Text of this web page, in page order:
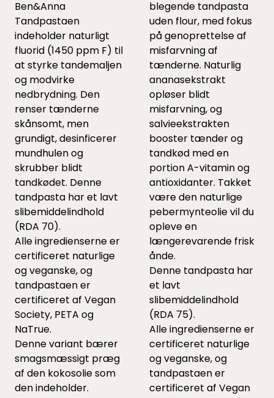
Ben&Anna
Tandpastaen
indeholder naturligt
fluorid (1450 ppm F) til
at styrke tandemaljen
og modvirke
nedbrydning. Den
renser tænderne
skånsomt, men
grundigt, desinficerer
mundhulen og
skrubber blidt
tandkødet. Denne
tandpasta har et lavt
slibemiddelindhold
(RDA 70).
Alle ingredienserne er
certificeret naturlige
og veganske, og
tandpastaen er
certificeret af Vegan
Society, PETA og
NaTrue.
Denne variant bærer
smagsmæssigt præg
af den kokosolie som
den indeholder.
blegende tandpasta
uden flour, med fokus
på genoprettelse af
misfarvning af
tænderne. Naturlig
ananasekstrakt
opløser blidt
misfarvning, og
salvieekstrakten
booster tænder og
tandkød med en
portion A-vitamin og
antioxidanter. Takket
være den naturlige
pebermynteolie vil du
opleve en
længerevarende frisk
ånde.
Denne tandpasta har
et lavt
slibemiddelindhold
(RDA 75).
Alle ingredienserne er
certificeret naturlige
og veganske, og
tandpastaen er
certificeret af Vegan